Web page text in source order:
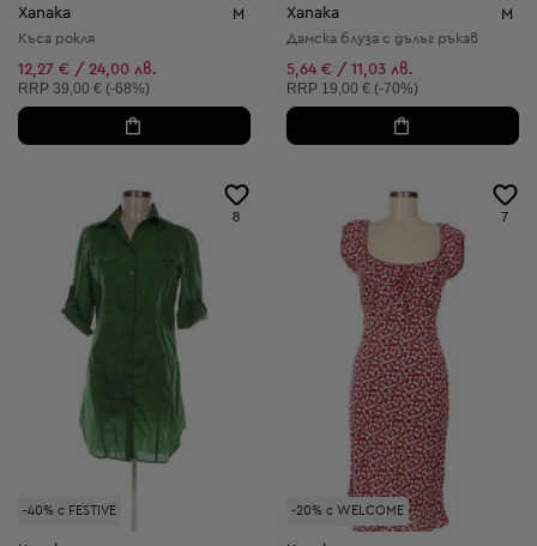
Xanaka M
Къса рокля
12,27 € / 24,00 лв.
Препоръчителна цена:
RRP 39,00 € (-68%)
Xanaka M
Дамска блуза с дълъг ръкав
5,64 € / 11,03 лв.
Препоръчителна цена:
RRP 19,00 € (-70%)
-40% с FESTIVE
8
-20% с WELCOME
7